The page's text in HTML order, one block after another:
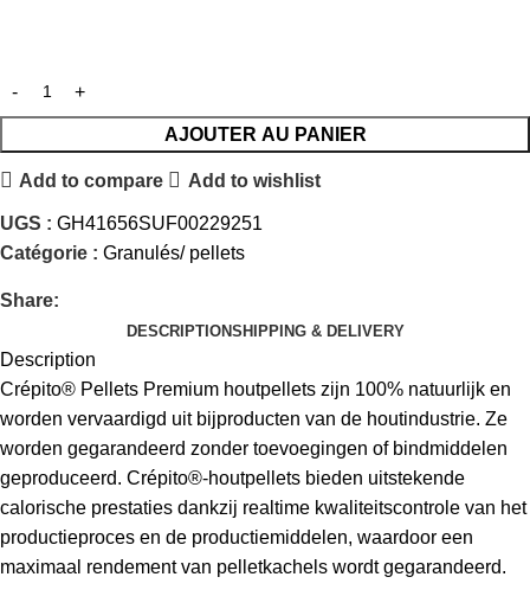
AJOUTER AU PANIER
Add to compare Add to wishlist
UGS : GH41656SUF00229251
Catégorie : Granulés/ pellets
Share:
DESCRIPTIONSHIPPING & DELIVERY
Description
Crépito® Pellets Premium houtpellets zijn 100% natuurlijk en
worden vervaardigd uit bijproducten van de houtindustrie. Ze
worden gegarandeerd zonder toevoegingen of bindmiddelen
geproduceerd. Crépito®-houtpellets bieden uitstekende
calorische prestaties dankzij realtime kwaliteitscontrole van het
productieproces en de productiemiddelen, waardoor een
maximaal rendement van pelletkachels wordt gegarandeerd.